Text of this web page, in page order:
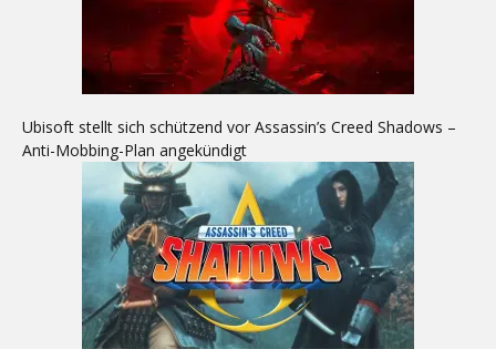
Ubisoft stellt sich schützend vor Assassin’s Creed Shadows –
Anti-Mobbing-Plan angekündigt